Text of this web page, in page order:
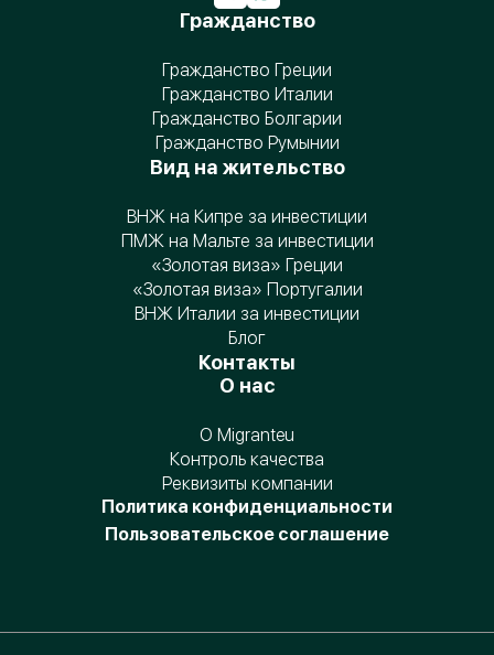
Гражданство
Гражданство Греции
Гражданство Италии
Гражданство Болгарии
Гражданство Румынии
Вид на жительство
ВНЖ на Кипре за инвестиции
ПМЖ на Мальте за инвестиции
«Золотая виза» Греции
«Золотая виза» Португалии
ВНЖ Италии за инвестиции
Блог
Контакты
О нас
О Migranteu
Контроль качества
Реквизиты компании
Политика конфиденциальности
Пользовательское соглашение